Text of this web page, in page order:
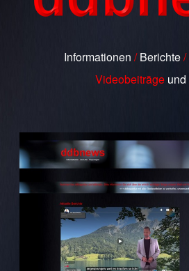
Informationen /Berichte/
Videobeiträge und